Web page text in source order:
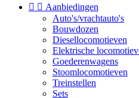
  Aanbiedingen
Auto's/vrachtauto's
Bouwdozen
Diesellocomotieven
Elektrische
Goederenwagens
Stoomlocomotieven
Treinstellen
Sets